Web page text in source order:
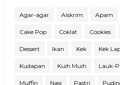
Agar-agar Aiskrim Apam
Cake Pop Coklat Cookies
Dessert Ikan Kek Kek
Kudapan Kuih Muih Lauk-
Muffin Nasi Pastri